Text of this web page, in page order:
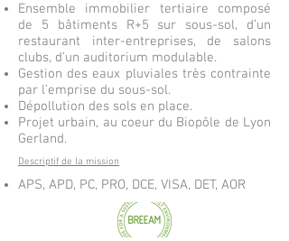
Ensemble immobilier tertiaire composé
de 5 bâtiments R+5 sur sous-sol, d’un
restaurant inter-entreprises, de salons
clubs, d’un auditorium modulable.
Gestion des eaux pluviales très contrainte
par l’emprise du sous-sol.
Dépollution des sols en place.
Projet urbain, au coeur du Biopôle de Lyon
Gerland.
Descriptif de la mission
APS, APD, PC, PRO, DCE, VISA, DET, AOR